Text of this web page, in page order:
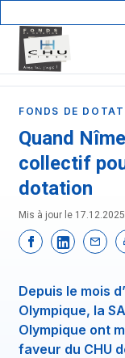
FONDS DE
Quand
collectif
dotation
Mis à jour le
Depuis le mois
Olympique, la
Olympique ont
faveur du CHU